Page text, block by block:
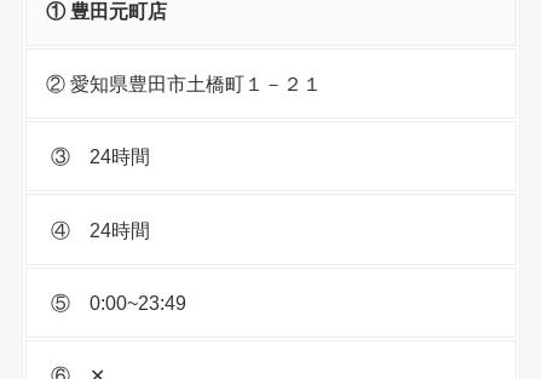
① 豊田元町店
② 愛知県豊田市土橋町１－２１
③ 24時間
④ 24時間
⑤ 0:00~23:49